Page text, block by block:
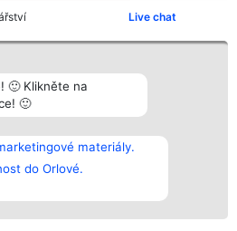
Live chat
🙂 Klikněte na
🙂
materiály.
do Orlové.
Vítězové
Seznam všech
laureátů
Zásady
Zásady
Kontakt